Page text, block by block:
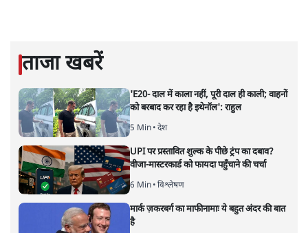
पवन उप्रेतीकी और स्टोरी पढ़ें
एनसीपी नेता एकनाथ खडसे से ईडी की
9 घंटे पूछताछ क्यों?